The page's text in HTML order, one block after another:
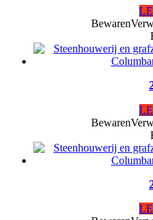
Bewaren
Bewaren